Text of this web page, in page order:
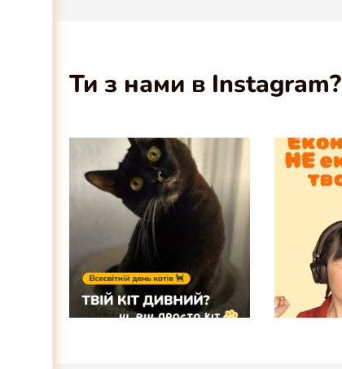
Ти з нами в Instagram?